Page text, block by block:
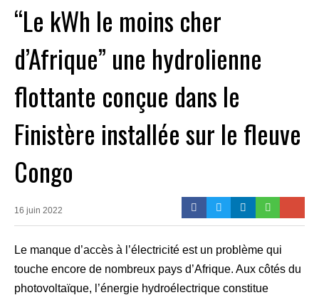
“Le kWh le moins cher
d’Afrique” une hydrolienne
flottante conçue dans le
Finistère installée sur le fleuve
Congo
16 juin 2022
Le manque d’accès à l’électricité est un problème qui
touche encore de nombreux pays d’Afrique. Aux côtés du
photovoltaïque, l’énergie hydroélectrique constitue